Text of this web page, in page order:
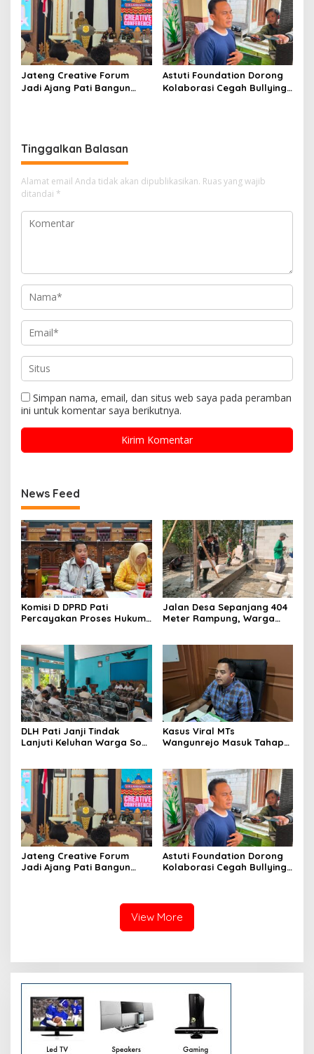
Jateng Creative Forum
Jadi Ajang Pati Bangun
Astuti Foundation Dorong
Kolaborasi Cegah Bullying
Tinggalkan Balasan
Alamat email Anda tidak akan dipublikasikan. Ruas yang wajib
ditandai *
Simpan nama, email, dan situs web saya pada peramban
ini untuk komentar saya berikutnya.
News Feed
Komisi D DPRD Pati
Percayakan Proses Hukum
Jalan Desa Sepanjang 404
Meter Rampung, Warga
DLH Pati Janji Tindak
Lanjuti Keluhan Warga Soal
Kasus Viral MTs
Wangunrejo Masuk Tahap
Jateng Creative Forum
Jadi Ajang Pati Bangun
Astuti Foundation Dorong
Kolaborasi Cegah Bullying
View More